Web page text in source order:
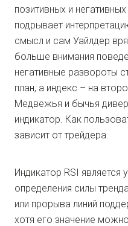
позитивных и
подрывает
смысл и сам Уайлдер
больше внимания
негативные развороты
план, а индекс – на
Медвежья и бычья
индикатор. Как
зависит от трейдера.
Индикатор RSI
определения силы
или прорыва линий
хотя его значение